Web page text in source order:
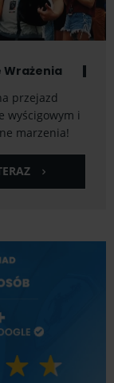
Wrażenia
przejazd
wyścigowym i
marzenia!